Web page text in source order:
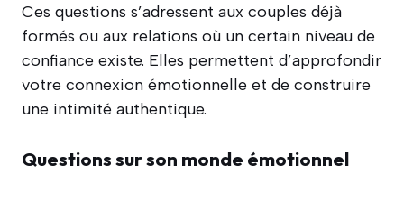
Ces questions s’adressent aux couples déjà
formés ou aux relations où un certain niveau de
confiance existe. Elles permettent d’approfondir
votre connexion émotionnelle et de construire
une intimité authentique.
Questions sur son monde émotionnel